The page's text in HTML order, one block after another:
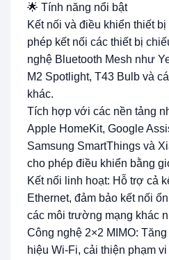
🌟 Tính năng nổi bật
Kết nối và điều khiển thiết
phép kết nối các thiết bị
nghệ Bluetooth Mesh như
M2 Spotlight, T43 Bulb và
khác.
Tích hợp với các nền tảng
Apple HomeKit, Google
Samsung SmartThings và
cho phép điều khiển bằng
Kết nối linh hoạt: Hỗ trợ cả
Ethernet, đảm bảo kết nối
các môi trường mạng khác
Công nghệ 2×2 MIMO:
hiệu Wi-Fi, cải thiện phạm